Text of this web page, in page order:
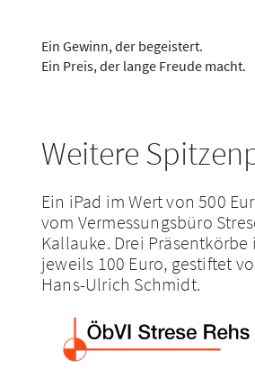
Ein Gewinn, der begeistert.
Ein Preis, der lange Freude macht.
Weitere
Ein iPad im Wert von 500
vom Vermessungsbüro
Kallauke. Drei Präsentkörbe
jeweils 100 Euro, gestiftet
Hans-Ulrich Schmidt.